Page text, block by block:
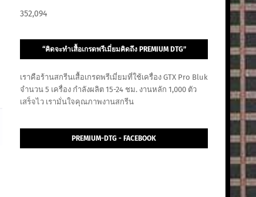
352,094
“คิดจะทำเสื้อเกรดพรีเมี่ยมคิดถึง PREMIUM DTG”
เราคือร้านสกรีนเสื้อเกรดพรีเมี่ยมที่ใช้เครื่อง GTX Pro Bluk
จำนวน 5 เครื่อง กำลังผลิต 15-24 ชม. งานหลัก 1,000 ตัว
เสร็จไว เรามั่นใจคุณภาพงานสกรีน
PREMIUM-DTG - FACEBOOK